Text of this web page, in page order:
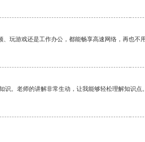
玩游戏还是工作办公，都能畅享高速网络，再也不
。老师的讲解非常生动，让我能够轻松理解知识点。